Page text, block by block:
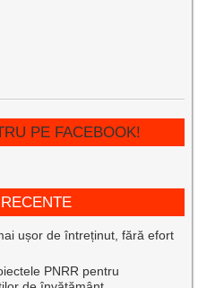
PE FACEBOOK!
ușor de întreținut, fără efort
PNRR pentru